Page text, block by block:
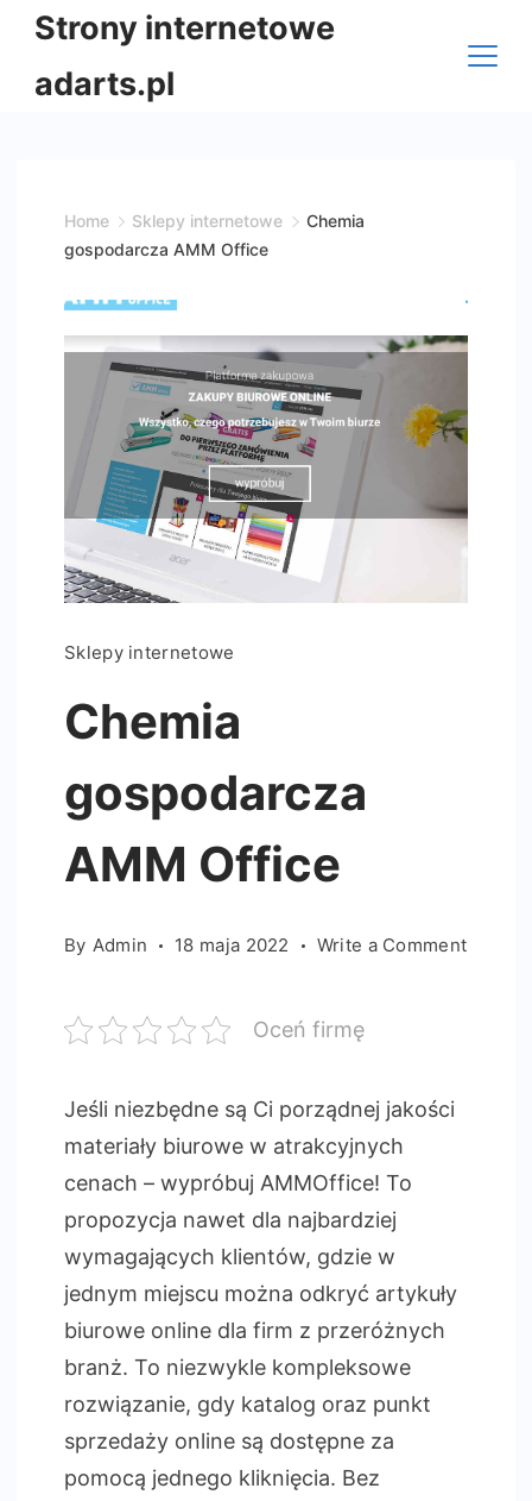
Skip
content
Strony internetowe
adarts.pl
Home Sklepy internetowe
Chemia
gospodarcza AMM Office
Sklepy internetowe
Chemia
gospodarcza
AMM Office
By Admin 18 maja 2022 Write a Commenton
Oceń firmę
Jeśli niezbędne są Ci porządnej jakości
materiały biurowe w atrakcyjnych
cenach – wypróbuj AMMOffice! To
propozycja nawet dla najbardziej
wymagających klientów, gdzie w
jednym miejscu można odkryć artykuły
biurowe online dla firm z przeróżnych
branż. To niezwykle kompleksowe
rozwiązanie, gdy katalog oraz punkt
sprzedaży online są dostępne za
pomocą jednego kliknięcia. Bez